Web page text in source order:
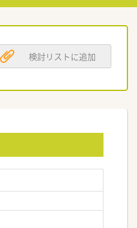
検討リストに追加